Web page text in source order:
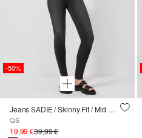
-50%
Jeans SADIE / Skinny Fit / Mid Rise / Skinny Leg
QS
19,99 €39,99 €